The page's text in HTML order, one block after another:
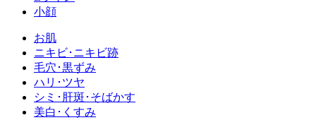
小顔
お肌
ニキビ･ニキビ跡
毛穴･黒ずみ
ハリ･ツヤ
シミ･肝斑･そばかす
美白･くすみ